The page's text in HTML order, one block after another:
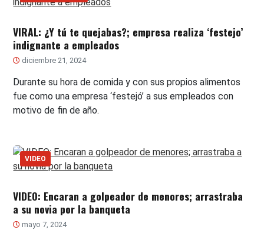
VIRAL: ¿Y tú te quejabas?; empresa realiza ‘festejo’
indignante a empleados
diciembre 21, 2024
Durante su hora de comida y con sus propios alimentos
fue como una empresa ‘festejó’ a sus empleados con
motivo de fin de año.
VIDEO
VIDEO: Encaran a golpeador de menores; arrastraba
a su novia por la banqueta
mayo 7, 2024